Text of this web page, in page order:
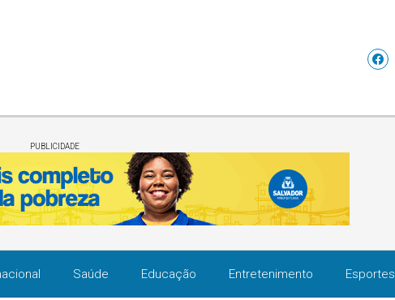
PUBLICIDADE
Saúde Educação Entretenimento Esportes